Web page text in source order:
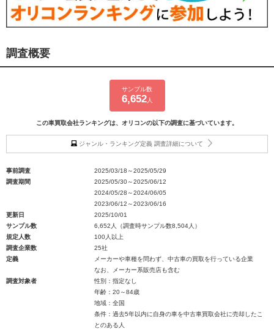
調査概要
サンプル数
6,652人
この車買取会社ランキングは、オリコンの以下の調査に基づいています。
ジャンル・ランキング定義 調査詳細について
事前調査
2025/03/18～2025/05/29
調査期間
2025/05/30～2025/06/12
2024/05/28～2024/06/05
2023/06/12～2023/06/16
更新日
2025/10/01
サンプル数
6,652人（調査時サンプル数8,504人）
規定人数
100人以上
調査企業数
25社
定義
メーカーや車種を問わず、中古車の買取を行っている企業
なお、メーカー系販売店も含む
調査対象者
性別：指定なし
年齢：20～84歳
地域：全国
条件：過去5年以内に自身の車を中古車買取会社に売却したこ
とのある人